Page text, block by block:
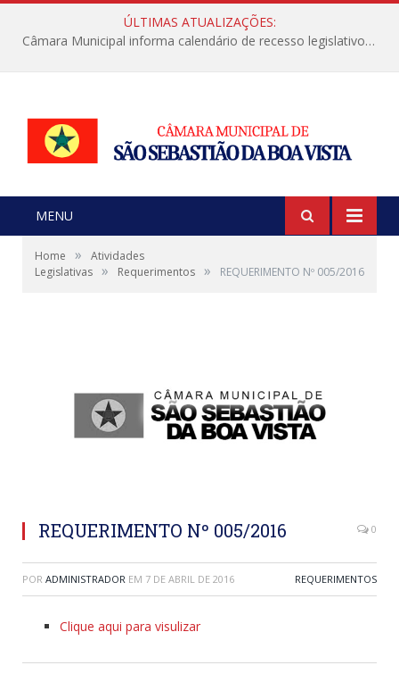
ÚLTIMAS ATUALIZAÇÕES:
Câmara Municipal informa calendário de recesso legislativo de julho
MENU
Home »
Atividades
Legislativas » Requerimentos » REQUERIMENTO Nº 005/2016
REQUERIMENTO Nº 005/2016 0
POR ADMINISTRADOR EM 7 DE ABRIL DE 2016 REQUERIMENTOS
Clique aqui para visulizar